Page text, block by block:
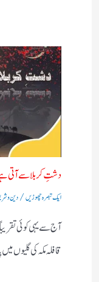
دشتِ کربلا سے آتی
ایک تبصرہ چھوڑیں/دین و
آج سے یہی کوئی
قافلہ مکہ کی گلیوں